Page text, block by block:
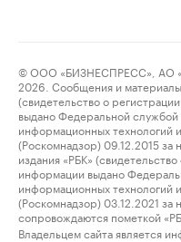
© ООО «БИЗНЕСПРЕСС», АО
2026. Сообщения и
(свидетельство о
выдано Федеральной службой
информационных технологий
(Роскомнадзор) 09.12.2015
издания «РБК»
информации выдано
информационных технологий
(Роскомнадзор) 03.12.2021
сопровождаются пометкой
Владельцем сайта является